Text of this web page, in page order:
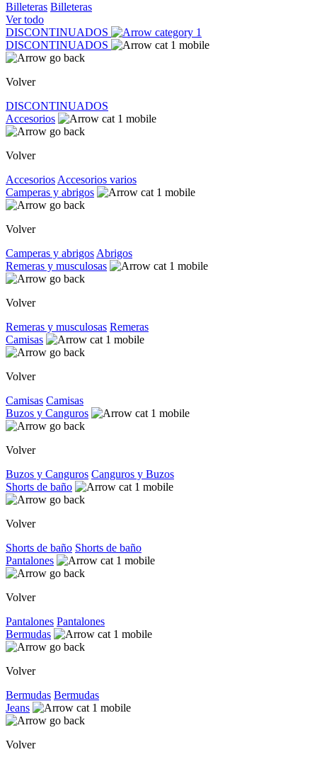
Billeteras Billeteras
Ver todo
DISCONTINUADOS
DISCONTINUADOS
Volver
DISCONTINUADOS
Accesorios
Volver
Accesorios Accesorios varios
Camperas y abrigos
Volver
Camperas y abrigos Abrigos
Remeras y musculosas
Volver
Remeras y musculosas Remeras
Camisas
Volver
Camisas Camisas
Buzos y Canguros
Volver
Buzos y Canguros Canguros y Buzos
Shorts de baño
Volver
Shorts de baño Shorts de baño
Pantalones
Volver
Pantalones Pantalones
Bermudas
Volver
Bermudas Bermudas
Jeans
Volver